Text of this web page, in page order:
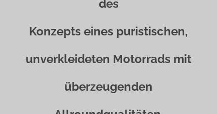
des
Konzepts eines puristischen,
unverkleideten Motorrads mit
überzeugenden